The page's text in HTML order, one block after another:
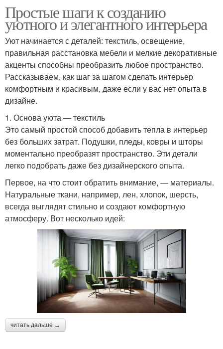
Простые шаги к созданию
уютного и элегантного интерьера
Уют начинается с деталей: текстиль, освещение,
правильная расстановка мебели и мелкие декоративные
акценты способны преобразить любое пространство.
Рассказываем, как шаг за шагом сделать интерьер
комфортным и красивым, даже если у вас нет опыта в
дизайне.
1. Основа уюта — текстиль
Это самый простой способ добавить тепла в интерьер
без больших затрат. Подушки, пледы, ковры и шторы
моментально преобразят пространство. Эти детали
легко подобрать даже без дизайнерского опыта.
Первое, на что стоит обратить внимание, — материалы.
Натуральные ткани, например, лен, хлопок, шерсть,
всегда выглядят стильно и создают комфортную
атмосферу. Вот несколько идей:
читать дальше →